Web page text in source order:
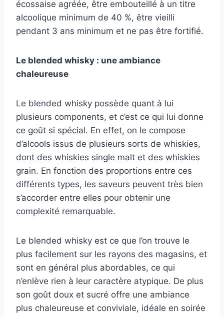
écossaise agréée, être embouteillé à un titre
alcoolique minimum de 40 %, être vieilli
pendant 3 ans minimum et ne pas être fortifié.
Le blended whisky : une ambiance
chaleureuse
Le blended whisky possède quant à lui
plusieurs components, et c’est ce qui lui donne
ce goût si spécial. En effet, on le compose
d’alcools issus de plusieurs sorts de whiskies,
dont des whiskies single malt et des whiskies
grain. En fonction des proportions entre ces
différents types, les saveurs peuvent très bien
s’accorder entre elles pour obtenir une
complexité remarquable.
Le blended whisky est ce que l’on trouve le
plus facilement sur les rayons des magasins, et
sont en général plus abordables, ce qui
n’enlève rien à leur caractère atypique. De plus
son goût doux et sucré offre une ambiance
plus chaleureuse et conviviale, idéale en soirée